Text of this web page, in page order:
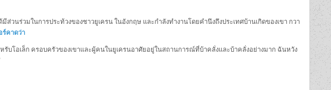
นร่วมในการประท้วงของชาวยูเครน ในอังกฤษ และกำลังทำงานโดยคำนึงถึงประเทศบ้านเกิดของเขา กวา
ร์คาดว่า
บโอเล็ก ครอบครัวของเขาและผู้คนในยูเครนอาศัยอยู่ในสถานการณ์ที่บ้าคลั่งและบ้าคลั่งอย่างมาก ฉันหวัง